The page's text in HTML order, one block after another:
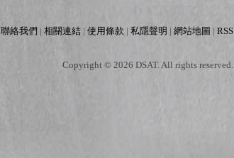
聯絡我們 | 相關連結| 使用條款 | 私隱聲明 | 網站地圖 | RSS
Copyright © 2026 DSAT. All rights reserved.